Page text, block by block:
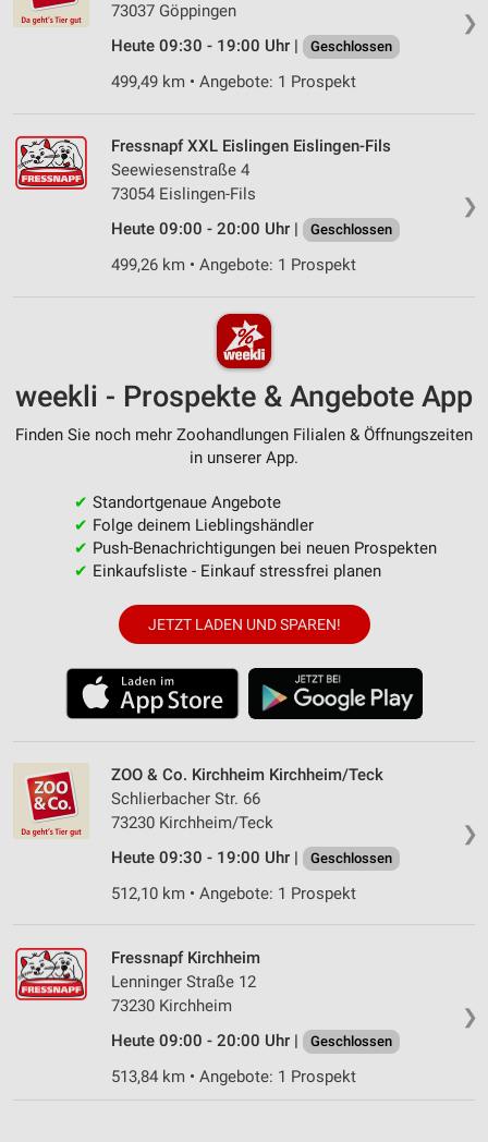
❯
73037 Göppingen
Heute 09:30 - 19:00 Uhr |
Geschlossen
499,49 km • Angebote: 1 Prospekt
❯
Fressnapf XXL Eislingen Eislingen-Fils
Seewiesenstraße 4
73054 Eislingen-Fils
Heute 09:00 - 20:00 Uhr |
Geschlossen
499,26 km • Angebote: 1 Prospekt
weekli - Prospekte & Angebote App
Finden Sie noch mehr Zoohandlungen Filialen & Öffnungszeiten
in unserer App.
✔ Standortgenaue Angebote
✔ Folge deinem Lieblingshändler
✔ Push-Benachrichtigungen bei neuen Prospekten
✔ Einkaufsliste - Einkauf stressfrei planen
JETZT LADEN UND SPAREN!
❯
ZOO & Co. Kirchheim Kirchheim/Teck
Schlierbacher Str. 66
73230 Kirchheim/Teck
Heute 09:30 - 19:00 Uhr |
Geschlossen
512,10 km • Angebote: 1 Prospekt
❯
Fressnapf Kirchheim
Lenninger Straße 12
73230 Kirchheim
Heute 09:00 - 20:00 Uhr |
Geschlossen
513,84 km • Angebote: 1 Prospekt